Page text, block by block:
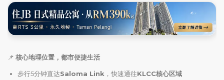
📌 核心地理位置，都市便捷生活
步行5分钟直达Saloma Link ，快速通往KLCC核心区域